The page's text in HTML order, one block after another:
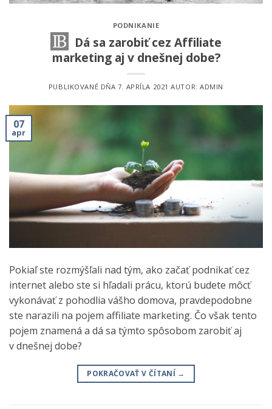
PODNIKANIE
Dá sa zarobiť cez Affiliate
marketing aj v dnešnej dobe?
PUBLIKOVANÉ DŇA 7. APRÍLA 2021 AUTOR:ADMIN
07
apr
Pokiaľ ste rozmýšľali nad tým, ako začať podnikať cez
internet alebo ste si hľadali prácu, ktorú budete môcť
vykonávať z pohodlia vášho domova, pravdepodobne
ste narazili na pojem affiliate marketing. Čo však tento
pojem znamená a dá sa týmto spôsobom zarobiť aj
v dnešnej dobe?
POKRAČOVAŤ V ČÍTANÍ →